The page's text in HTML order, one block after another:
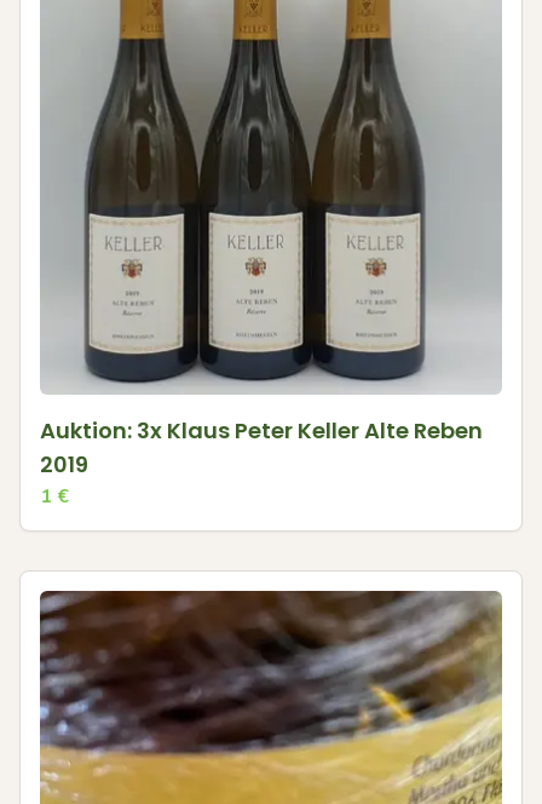
Auktion: 3x Klaus Peter Keller Alte Reben
2019
1 €